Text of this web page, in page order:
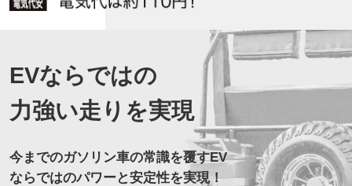
EVならではの
力強い走りを実現
今までのガソリン車の常識を覆すEV
ならではのパワーと安定性を実現！